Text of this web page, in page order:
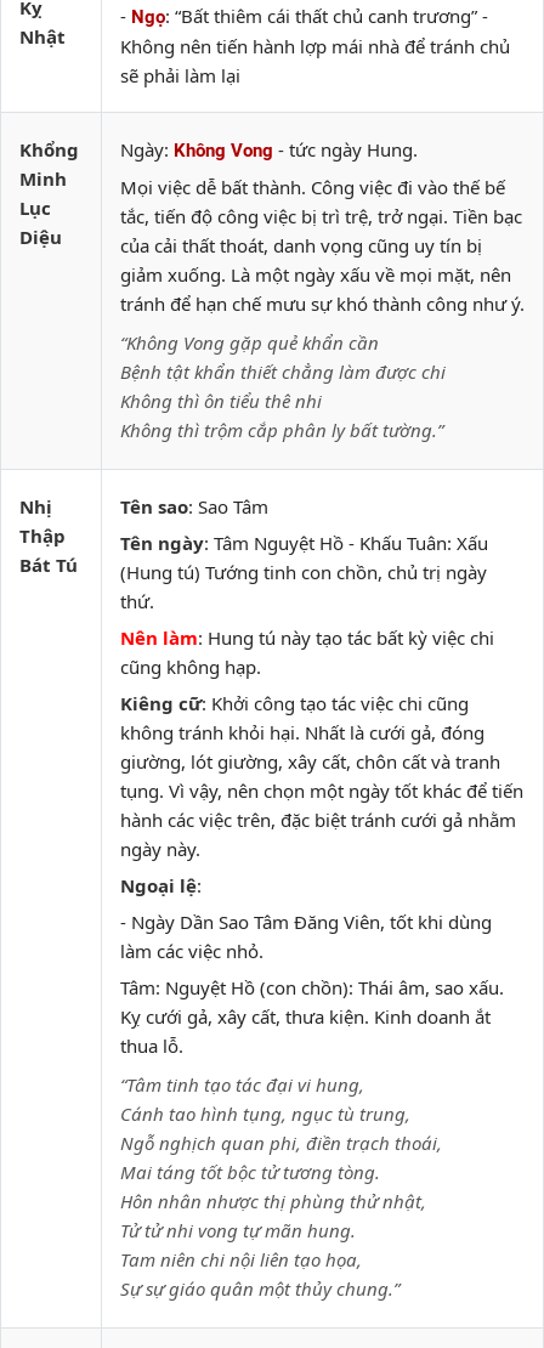
Kỵ
Nhật
- Ngọ: “Bất thiêm cái thất chủ canh trương” -
Không nên tiến hành lợp mái nhà để tránh chủ
sẽ phải làm lại
Khổng
Minh
Lục
Diệu
Ngày: Không Vong - tức ngày Hung.
Mọi việc dễ bất thành. Công việc đi vào thế bế
tắc, tiến độ công việc bị trì trệ, trở ngại. Tiền bạc
của cải thất thoát, danh vọng cũng uy tín bị
giảm xuống. Là một ngày xấu về mọi mặt, nên
tránh để hạn chế mưu sự khó thành công như ý.
“Không Vong gặp quẻ khẩn cần
Bệnh tật khẩn thiết chẳng làm được chi
Không thì ôn tiểu thê nhi
Không thì trộm cắp phân ly bất tường.”
Nhị
Thập
Bát Tú
Tên sao: Sao Tâm
Tên ngày: Tâm Nguyệt Hồ - Khấu Tuân: Xấu
(Hung tú) Tướng tinh con chồn, chủ trị ngày
thứ.
Nên làm: Hung tú này tạo tác bất kỳ việc chi
cũng không hạp.
Kiêng cữ: Khởi công tạo tác việc chi cũng
không tránh khỏi hại. Nhất là cưới gả, đóng
giường, lót giường, xây cất, chôn cất và tranh
tụng. Vì vậy, nên chọn một ngày tốt khác để tiến
hành các việc trên, đặc biệt tránh cưới gả nhằm
ngày này.
Ngoại lệ:
- Ngày Dần Sao Tâm Đăng Viên, tốt khi dùng
làm các việc nhỏ.
Tâm: Nguyệt Hồ (con chồn): Thái âm, sao xấu.
Kỵ cưới gả, xây cất, thưa kiện. Kinh doanh ắt
thua lỗ.
“Tâm tinh tạo tác đại vi hung,
Cánh tao hình tụng, ngục tù trung,
Ngỗ nghịch quan phi, điền trạch thoái,
Mai táng tốt bộc tử tương tòng.
Hôn nhân nhược thị phùng thử nhật,
Tử tử nhi vong tự mãn hung.
Tam niên chi nội liên tạo họa,
Sự sự giáo quân một thủy chung.”